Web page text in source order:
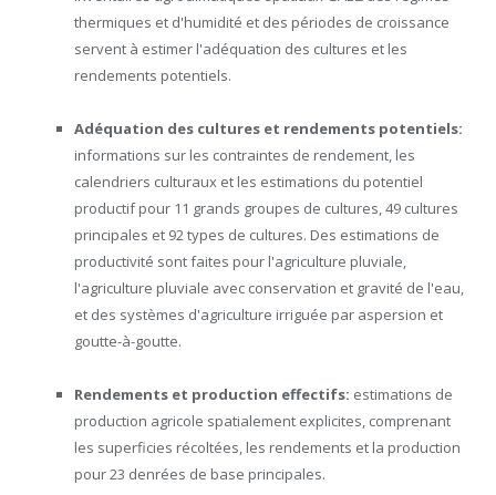
thermiques et d'humidité et des périodes de croissance
servent à estimer l'adéquation des cultures et les
rendements potentiels.
Adéquation des cultures et rendements potentiels:
informations sur les contraintes de rendement, les
calendriers culturaux et les estimations du potentiel
productif pour 11 grands groupes de cultures, 49 cultures
principales et 92 types de cultures. Des estimations de
productivité sont faites pour l'agriculture pluviale,
l'agriculture pluviale avec conservation et gravité de l'eau,
et des systèmes d'agriculture irriguée par aspersion et
goutte-à-goutte.
Rendements et production effectifs: estimations de
production agricole spatialement explicites, comprenant
les superficies récoltées, les rendements et la production
pour 23 denrées de base principales.